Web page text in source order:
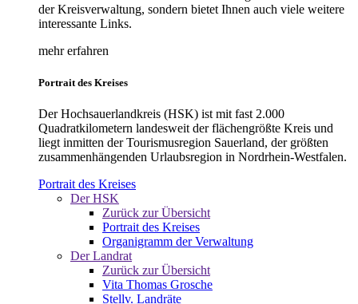
der Kreisverwaltung, sondern bietet Ihnen auch viele weitere
interessante Links.
mehr erfahren
Portrait des Kreises
Der Hochsauerlandkreis (HSK) ist mit fast 2.000
Quadratkilometern landesweit der flächengrößte Kreis und
liegt inmitten der Tourismusregion Sauerland, der größten
zusammenhängenden Urlaubsregion in Nordrhein-Westfalen.
Portrait des Kreises
Der HSK
Zurück zur Übersicht
Portrait des Kreises
Organigramm der Verwaltung
Der Landrat
Zurück zur Übersicht
Vita Thomas Grosche
Stellv. Landräte